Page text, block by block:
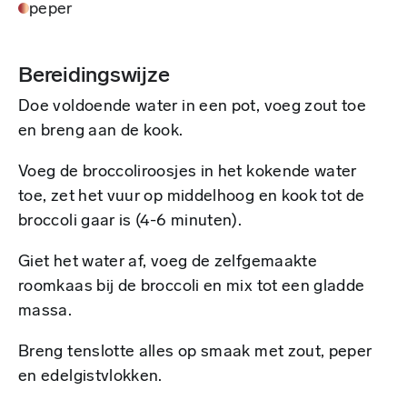
peper
Bereidingswijze
Doe voldoende water in een pot, voeg zout toe
en breng aan de kook.
Voeg de broccoliroosjes in het kokende water
toe, zet het vuur op middelhoog en kook tot de
broccoli gaar is (4-6 minuten).
Giet het water af, voeg de zelfgemaakte
roomkaas bij de broccoli en mix tot een gladde
massa.
Breng tenslotte alles op smaak met zout, peper
en edelgistvlokken.